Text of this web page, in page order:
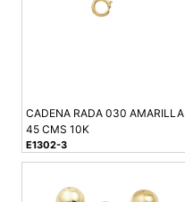
CADENA RADA 030 AMARILLA
45 CMS 10K
E1302-3